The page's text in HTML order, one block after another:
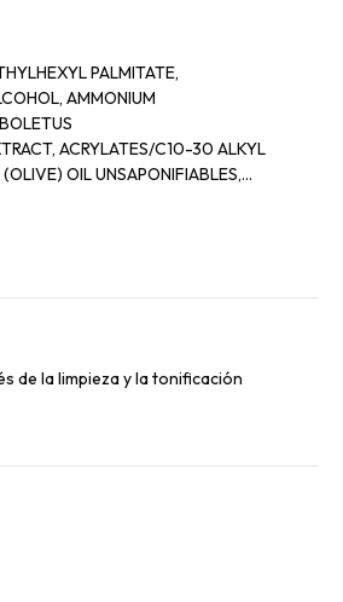
PALMITATE,
AMMONIUM
ACRYLATES/C10-30 ALKYL
OIL UNSAPONIFIABLES,
TRITICUM
EDTA, TOCOPHEROL,
MYRISTYL MALATE
HEXYL CINNAMAL
de la limpieza y la tonificación